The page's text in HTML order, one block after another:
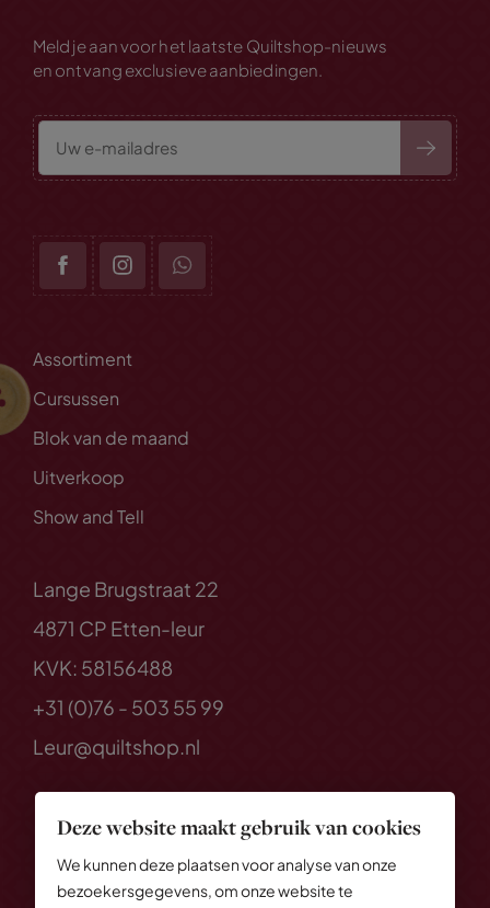
Deze website maakt gebruik van cookies
We kunnen deze plaatsen voor analyse van onze
bezoekersgegevens, om onze website te
Meld je aan voor het laatste Quiltshop-nieuws
en ontvang exclusieve aanbiedingen.
Assortiment
Cursussen
Blok van de maand
Uitverkoop
Show and Tell
Lange Brugstraat 22
4871 CP Etten-leur
KVK: 58156488
+31 (0)76 - 503 55 99
Leur@quiltshop.nl